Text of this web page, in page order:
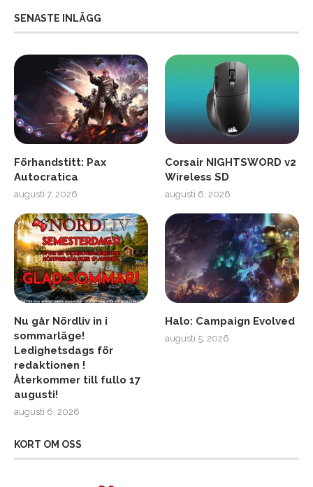
SENASTE INLÄGG
Förhandstitt: Pax
Autocratica
augusti 7, 2026
Corsair NIGHTSWORD v2
Wireless SD
augusti 6, 2026
Nu går Nördliv in i
sommarläge!
Ledighetsdags för
redaktionen !
Återkommer till fullo 17
augusti!
augusti 6, 2026
Halo: Campaign Evolved
augusti 5, 2026
KORT OM OSS